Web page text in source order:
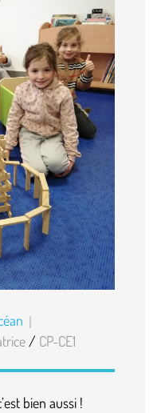
/ CP-CE1
bien aussi !